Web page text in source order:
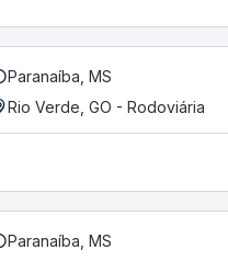
Paranaíba, MS
Rio Verde, GO - Rodoviária
Paranaíba, MS